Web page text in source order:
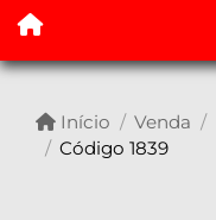
Início Venda
Código 1839